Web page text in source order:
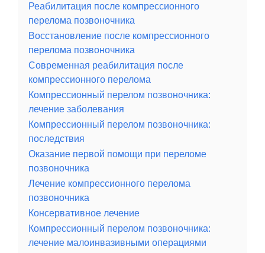
Реабилитация после компрессионного
перелома позвоночника
Восстановление после компрессионного
перелома позвоночника
Современная реабилитация после
компрессионного перелома
Компрессионный перелом позвоночника:
лечение заболевания
Компрессионный перелом позвоночника:
последствия
Оказание первой помощи при переломе
позвоночника
Лечение компрессионного перелома
позвоночника
Консервативное лечение
Компрессионный перелом позвоночника:
лечение малоинвазивными операциями